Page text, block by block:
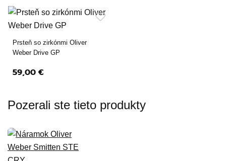
Prsteň so zirkónmi Oliver
Weber Drive GP
59,00 €
Pozerali ste tieto produkty